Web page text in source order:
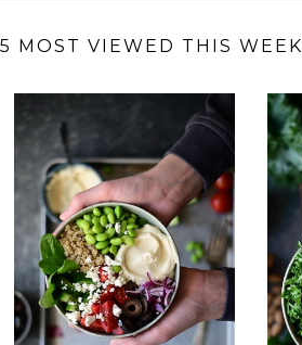
MOST VIEWED THIS WEEK